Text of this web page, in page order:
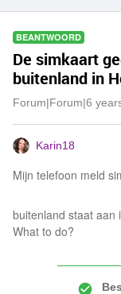
BEANTWOORD
De simkaart
buitenland in
Forum|Forum|6
Karin18
Mijn telefoon meld
buitenland staat aan
What to do?